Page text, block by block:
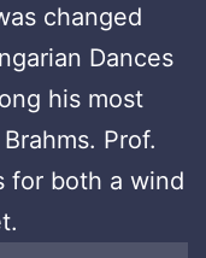
changed
Dances
his most
Prof.
for both a wind